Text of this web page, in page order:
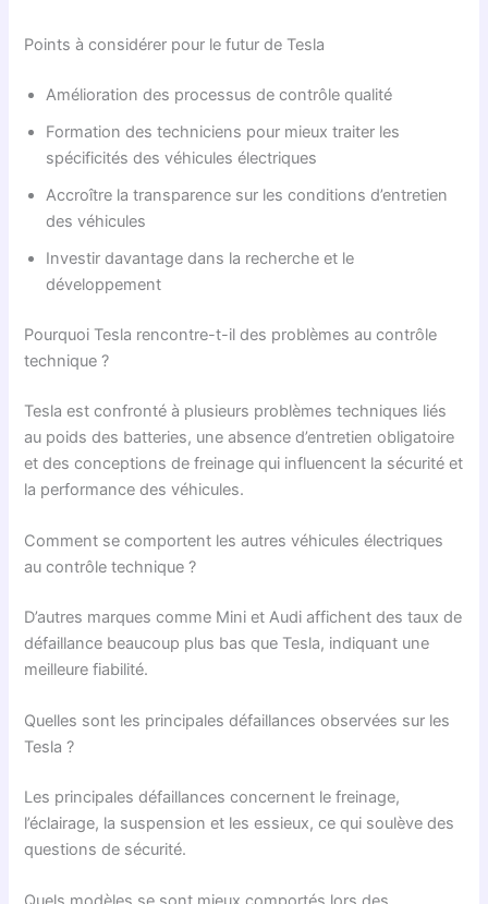
Points à considérer pour le futur de Tesla
Amélioration des processus de contrôle qualité
Formation des techniciens pour mieux traiter les
spécificités des véhicules électriques
Accroître la transparence sur les conditions d’entretien
des véhicules
Investir davantage dans la recherche et le
développement
Pourquoi Tesla rencontre-t-il des problèmes au contrôle
technique ?
Tesla est confronté à plusieurs problèmes techniques liés
au poids des batteries, une absence d’entretien obligatoire
et des conceptions de freinage qui influencent la sécurité et
la performance des véhicules.
Comment se comportent les autres véhicules électriques
au contrôle technique ?
D’autres marques comme Mini et Audi affichent des taux de
défaillance beaucoup plus bas que Tesla, indiquant une
meilleure fiabilité.
Quelles sont les principales défaillances observées sur les
Tesla ?
Les principales défaillances concernent le freinage,
l’éclairage, la suspension et les essieux, ce qui soulève des
questions de sécurité.